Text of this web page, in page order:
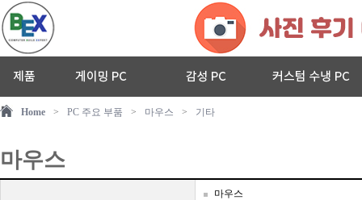
Home > PC 주요 부품 > 마우스 > 기타
마우스
마우스